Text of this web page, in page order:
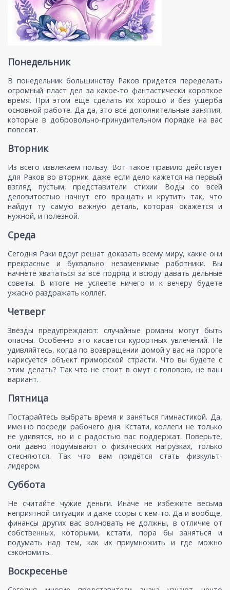
Понедельник
В понедельник большинству Раков придется переделать
огромный пласт дел за какое-то фантастически короткое
время. При этом ещё сделать их хорошо и без ущерба
основной работе. Да-да, это всё дополнительные занятия,
которые в добровольно-принудительном порядке на вас
повесят.
Вторник
Из всего извлекаем пользу. Вот такое правило действует
для Раков во вторник. даже если дело кажется на первый
взгляд пустым, представители стихии Воды со всей
деловитостью начнут его вращать и крутить так, что
найдут ту самую важную деталь, которая окажется и
нужной, и полезной.
Среда
Сегодня Раки вдруг решат доказать всему миру, какие они
прекрасные и буквально незаменимые работники. Вы
начнёте хвататься за всё подряд и всюду давать дельные
советы. В итоге не успеете ничего и к вечеру будете
ужасно раздражать коллег.
Четверг
Звёзды предупреждают: случайные романы могут быть
опасны. Особенно это касается курортных увлечений. Не
удивляйтесь, когда по возвращении домой у вас на пороге
нарисуется объект приморской страсти. Что вы будете с
этим делать? Так что не стоит в омут с головою, не ваш
вариант.
Пятница
Постарайтесь выбрать время и заняться гимнастикой. Да,
именно посреди рабочего дня. Кстати, коллеги не только
не удивятся, но и с радостью вас поддержат. Поверьте,
они давно подумывают о физических нагрузках, только
стесняются. Так что вам придётся стать физкульт-
лидером.
Суббота
Не считайте чужие деньги. Иначе не избежите весьма
неприятной ситуации и даже ссоры с кем-то. Да и вообще,
финансы других вас волновать не должны, в отличие от
собственных, которыми, кстати, пора бы заняться и
подумать над тем, как их приумножить и где можно
сэкономить.
Воскресенье